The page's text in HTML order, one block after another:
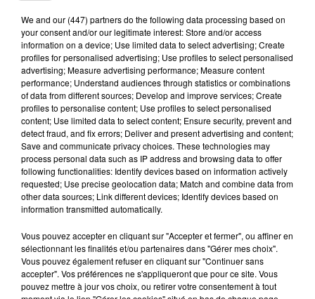
A LA UNE Voir plus
au sang-froid des...
Samedi 25 juillet, plus d'une dizaine de feux de
champs et de sous-bois ont été déclenchés dans le
secteur de Fontaine-les-Côteaux, Montoire et Lunay.
We and our (447) partnersdo the following data processing based on
your consent and/or our legitimate interest: Store and/or access
information on a device; Use limited data to select advertising; Create
profiles for personalised advertising; Use profiles to select personalised
advertising; Measure advertising performance; Measure content
performance; Understand audiences through statistics or combinations
of data from different sources; Develop and improve services; Create
profiles to personalise content; Use profiles to select personalised
content; Use limited data to select content; Ensure security, prevent and
detect fraud, and fix errors; Deliver and present advertising and content;
Save and communicate privacy choices. These technologies may
process personal data such as IP address and browsing data to offer
following functionalities: Identify devices based on information actively
requested; Use precise geolocation data; Match and combine data from
other data sources; Link different devices; Identify devices based on
information transmitted automatically.
Vous pouvez accepter en cliquant sur "Accepter et fermer", ou affiner en
sélectionnant les finalités et/ou partenaires dans "Gérer mes choix".
Vous pouvez également refuser en cliquant sur "Continuer sans
accepter". Vos préférences ne s'appliqueront que pour ce site. Vous
pouvez mettre à jour vos choix, ou retirer votre consentement à tout